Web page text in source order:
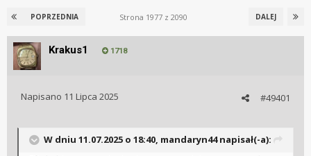
POPRZEDNIA DALEJ
Strona 1977 z 2090
Krakus1 1718
#49401
Napisano 11 Lipca 2025
W dniu 11.07.2025 o 18:40, mandaryn44napisał(-a):